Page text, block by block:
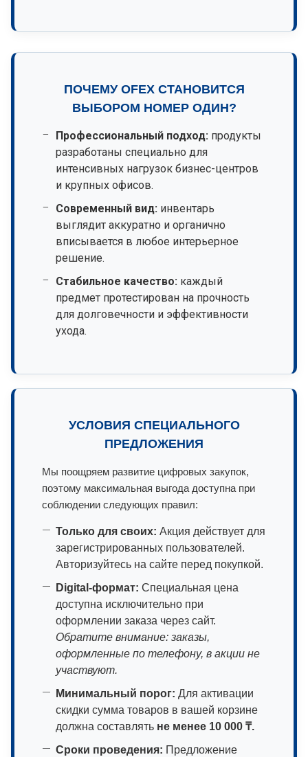
ПОЧЕМУ OFEX СТАНОВИТСЯ
ВЫБОРОМ НОМЕР ОДИН?
Профессиональный подход: продукты
разработаны специально для
интенсивных нагрузок бизнес-центров
и крупных офисов.
Современный вид: инвентарь
выглядит аккуратно и органично
вписывается в любое интерьерное
решение.
Стабильное качество: каждый
предмет протестирован на прочность
для долговечности и эффективности
ухода.
УСЛОВИЯ СПЕЦИАЛЬНОГО
ПРЕДЛОЖЕНИЯ
Мы поощряем развитие цифровых закупок,
поэтому максимальная выгода доступна при
соблюдении следующих правил:
Только для своих: Акция действует для
зарегистрированных пользователей.
Авторизуйтесь на сайте перед покупкой.
Digital-формат: Специальная цена
доступна исключительно при
оформлении заказа через сайт.
Обратите внимание: заказы,
оформленные по телефону, в акции не
участвуют.
Минимальный порог: Для активации
скидки сумма товаров в вашей корзине
должна составлять не менее 10 000 ₸.
Сроки проведения: Предложение